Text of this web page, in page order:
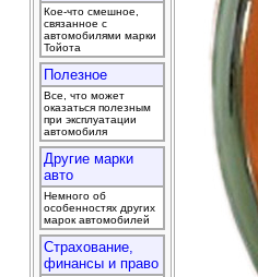
Кое-что смешное,
связанное с
автомобилями марки
Тойота
Полезное
Все, что может
оказаться полезным
при эксплуатации
автомобиля
Другие марки
авто
Немного об
особенностях других
марок автомобилей
Страхование,
финансы и право